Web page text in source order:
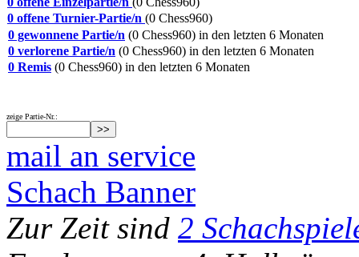
0 offene Turnier-Partie/n (0 Chess960)
0 gewonnene Partie/n (0 Chess960) in den letzten 6 Monaten
0 verlorene Partie/n (0 Chess960) in den letzten 6 Monaten
0 Remis (0 Chess960) in den letzten 6 Monaten
zeige Partie-Nr.:
mail an service
Schach Banner
Zur Zeit sind 2